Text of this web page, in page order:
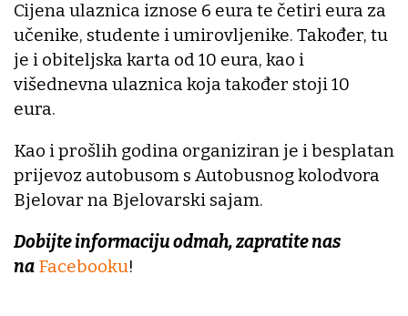
Cijena ulaznica iznose 6 eura te četiri eura za
učenike, studente i umirovljenike. Također, tu
je i obiteljska karta od 10 eura, kao i
višednevna ulaznica koja također stoji 10
eura.
Kao i prošlih godina organiziran je i besplatan
prijevoz autobusom s Autobusnog kolodvora
Bjelovar na Bjelovarski sajam.
Dobijte informaciju odmah, zapratite nas
na Facebooku!